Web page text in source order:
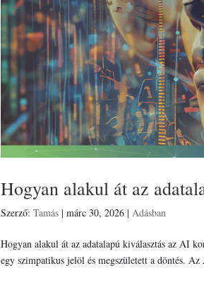
Hogyan alakul át az
Szerző:Tamás |márc 30, 2026 |Adásban
Hogyan alakul át az adatalapú kiválasztás az AI
egy szimpatikus jelöl és megszületett a döntés.